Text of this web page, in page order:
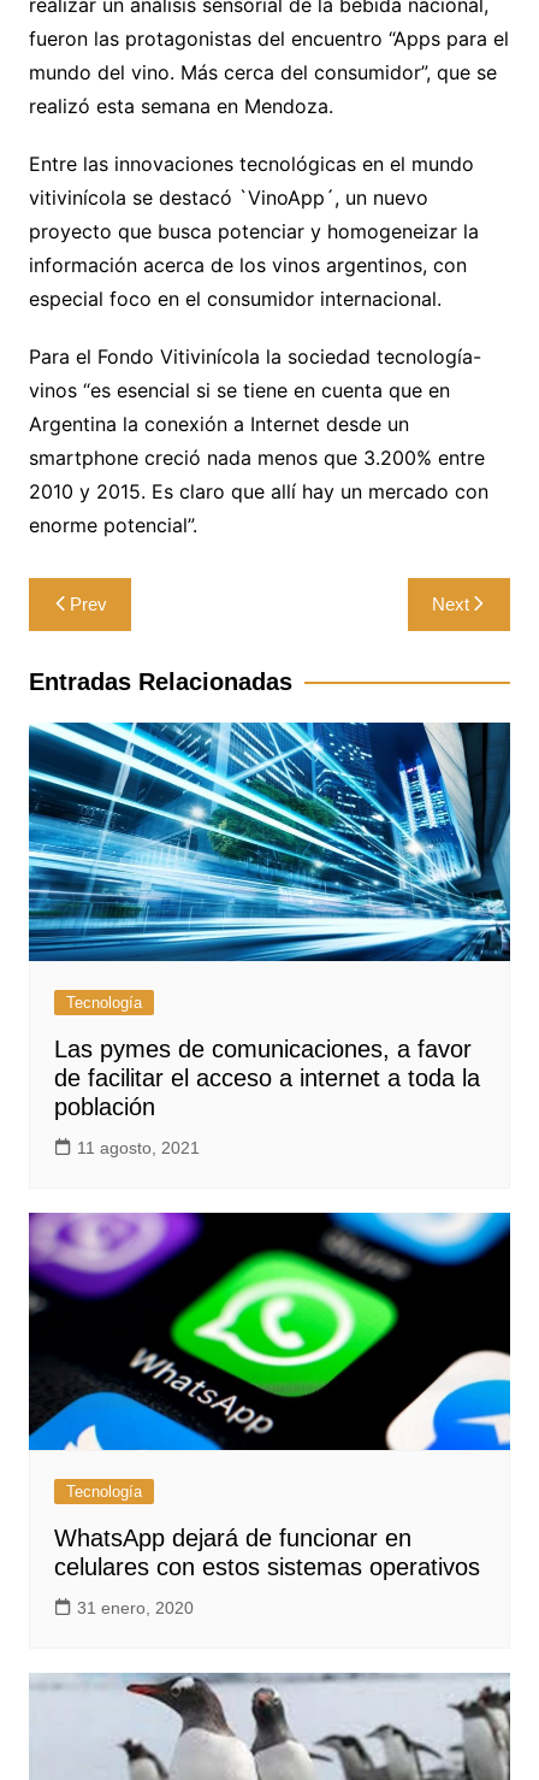
realizar un análisis sensorial de la bebida nacional,
fueron las protagonistas del encuentro “Apps para el
mundo del vino. Más cerca del consumidor”, que se
realizó esta semana en Mendoza.
Entre las innovaciones tecnológicas en el mundo
vitivinícola se destacó `VinoApp´, un nuevo
proyecto que busca potenciar y homogeneizar la
información acerca de los vinos argentinos, con
especial foco en el consumidor internacional.
Para el Fondo Vitivinícola la sociedad tecnología-
vinos “es esencial si se tiene en cuenta que en
Argentina la conexión a Internet desde un
smartphone creció nada menos que 3.200% entre
2010 y 2015. Es claro que allí hay un mercado con
enorme potencial”.
Navegación
de
entradas
Prev Next
Entradas Relacionadas
Tecnología
Las pymes de comunicaciones, a favor
de facilitar el acceso a internet a toda la
población
11 agosto, 2021
Tecnología
WhatsApp dejará de funcionar en
celulares con estos sistemas operativos
31 enero, 2020